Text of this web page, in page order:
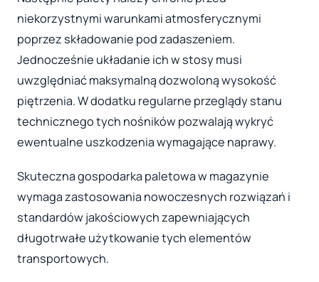
niekorzystnymi warunkami atmosferycznymi
poprzez składowanie pod zadaszeniem.
Jednocześnie układanie ich w stosy musi
uwzględniać maksymalną dozwoloną wysokość
piętrzenia. W dodatku regularne przeglądy stanu
technicznego tych nośników pozwalają wykryć
ewentualne uszkodzenia wymagające naprawy.
Skuteczna gospodarka paletowa w magazynie
wymaga zastosowania nowoczesnych rozwiązań i
standardów jakościowych zapewniających
długotrwałe użytkowanie tych elementów
transportowych.